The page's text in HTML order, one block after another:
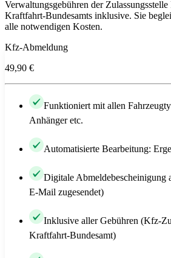
Verwaltungsgebühren der Zulassungsstelle
Kraftfahrt-Bundesamts inklusive. Sie
alle notwendigen Kosten.
Kfz-Abmeldung
49,90 €
Funktioniert mit allen
Anhänger etc.
Automatisierte Bearbeitung:
Digitale Abmeldebescheinigung
E-Mail zugesendet)
Inklusive aller Gebühren (Kfz-
Kraftfahrt-Bundesamt)